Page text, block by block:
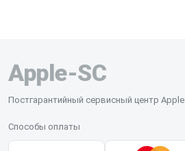
Apple-SC
Постгарантийный сервисный центр Apple
Способы оплаты